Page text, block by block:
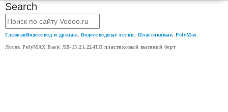
Search
ГлавнаяВодоотвод и дренаж, Водоотводные лотки, Пластиковые, PolyMax
Лоток PolyMAX Basic ЛВ-15.21.22-ПП пластиковый высокий борт